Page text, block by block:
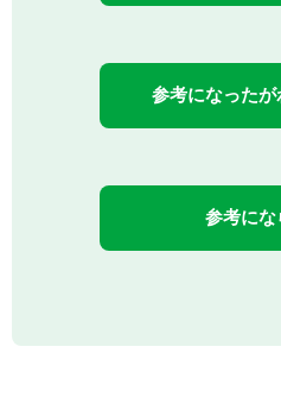
参考になった
参考にな